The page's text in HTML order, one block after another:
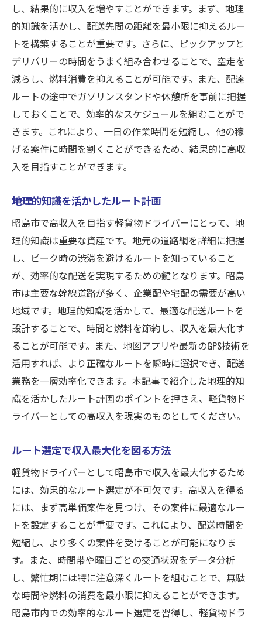
し、結果的に収入を増やすことができます。まず、地理
的知識を活かし、配送先間の距離を最小限に抑えるルー
トを構築することが重要です。さらに、ピックアップと
デリバリーの時間をうまく組み合わせることで、空走を
減らし、燃料消費を抑えることが可能です。また、配達
ルートの途中でガソリンスタンドや休憩所を事前に把握
しておくことで、効率的なスケジュールを組むことがで
きます。これにより、一日の作業時間を短縮し、他の稼
げる案件に時間を割くことができるため、結果的に高収
入を目指すことができます。
地理的知識を活かしたルート計画
昭島市で高収入を目指す軽貨物ドライバーにとって、地
理的知識は重要な資産です。地元の道路網を詳細に把握
し、ピーク時の渋滞を避けるルートを知っていること
が、効率的な配送を実現するための鍵となります。昭島
市は主要な幹線道路が多く、企業配や宅配の需要が高い
地域です。地理的知識を活かして、最適な配送ルートを
設計することで、時間と燃料を節約し、収入を最大化す
ることが可能です。また、地図アプリや最新のGPS技術を
活用すれば、より正確なルートを瞬時に選択でき、配送
業務を一層効率化できます。本記事で紹介した地理的知
識を活かしたルート計画のポイントを押さえ、軽貨物ド
ライバーとしての高収入を現実のものとしてください。
ルート選定で収入最大化を図る方法
軽貨物ドライバーとして昭島市で収入を最大化するため
には、効果的なルート選定が不可欠です。高収入を得る
には、まず高単価案件を見つけ、その案件に最適なルー
トを設定することが重要です。これにより、配送時間を
短縮し、より多くの案件を受けることが可能になりま
す。また、時間帯や曜日ごとの交通状況をデータ分析
し、繁忙期には特に注意深くルートを組むことで、無駄
な時間や燃料の消費を最小限に抑えることができます。
昭島市内での効率的なルート選定を習得し、軽貨物ドラ